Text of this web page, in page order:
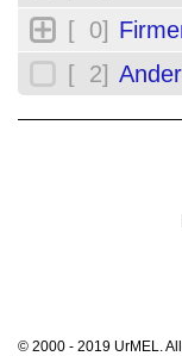
[ 0]
[ 2]
© 2000 - 2019 UrMEL.